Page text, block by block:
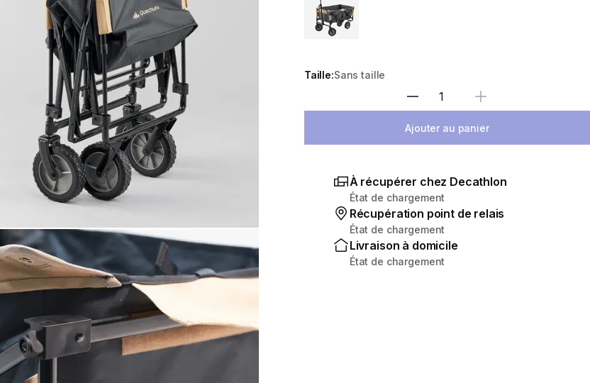
Taille:Sans taille
Sélectionnez la quantité
Ajouter au panier
À récupérer chez Decathlon
État de chargement
Récupération point de relais
État de chargement
Livraison à domicile
État de chargement